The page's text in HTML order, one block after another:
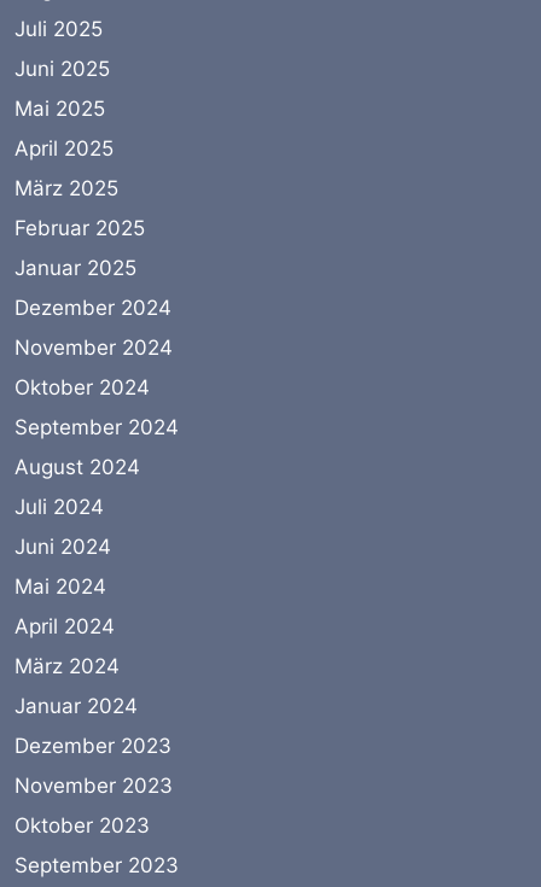
Juli 2025
Juni 2025
Mai 2025
April 2025
März 2025
Februar 2025
Januar 2025
Dezember 2024
November 2024
Oktober 2024
September 2024
August 2024
Juli 2024
Juni 2024
Mai 2024
April 2024
März 2024
Januar 2024
Dezember 2023
November 2023
Oktober 2023
September 2023